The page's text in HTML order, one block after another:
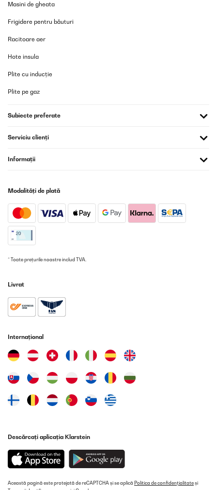
Masini de gheata
Frigidere pentru băuturi
Racitoare aer
Hote insula
Plite cu inducție
Plite pe gaz
Subiecte preferate
Serviciu clienți
Informații
Modalități de plată
* Toate prețurile noastre includ TVA.
Livrat
Internațional
Descărcați aplicația Klarstein
Această pagină este protejată de reCAPTCHA și se aplică Politica de confidențialitateși